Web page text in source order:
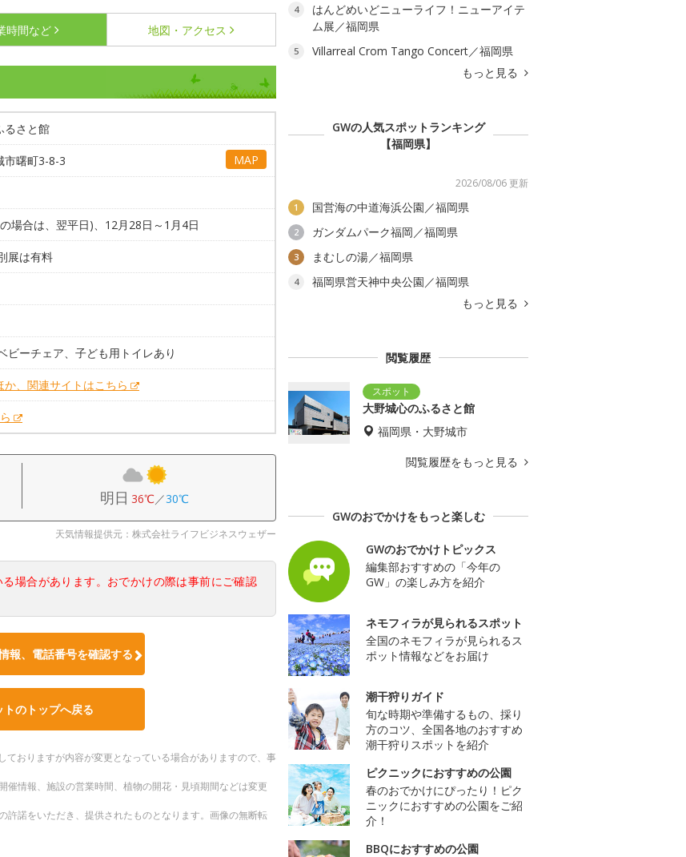
時間など 地図・アクセス
るさと館
市曙町3-8-3 MAP
場合は、翌平日)、12月28日～1月4日
展は有料
ーチェア、子ども用トイレあり
か、関連サイトはこちら
明日 36℃／30℃
天気情報提供元：株式会社ライフビジネスウェザー
場合があります。おでかけの際は事前にご確認
報、電話番号を確認する
トのトップへ戻る
おりますが内容が変更となっている場合がありますので、事
情報、施設の営業時間、植物の開花・見頃期間などは変更
諾をいただき、提供されたものとなります。画像の無断転
4
はんどめいどニューライフ！ニューアイテ
ム展／福岡県
5
Villarreal Crom Tango Concert／福岡県
もっと見る
GWの人気スポットランキング
【福岡県】
2026/08/06 更新
1 国営海の中道海浜公園／福岡県
2 ガンダムパーク福岡／福岡県
3 まむしの湯／福岡県
4
福岡県営天神中央公園／福岡県
もっと見る
閲覧履歴
大野城心のふるさと館
福岡県・大野城市
閲覧履歴をもっと見る
GWのおでかけをもっと楽しむ
GWのおでかけトピックス
編集部おすすめの「今年の
GW」の楽しみ方を紹介
ネモフィラが見られるスポット
全国のネモフィラが見られるス
ポット情報などをお届け
潮干狩りガイド
旬な時期や準備するもの、採り
方のコツ、全国各地のおすすめ
潮干狩りスポットを紹介
ピクニックにおすすめの公園
春のおでかけにぴったり！ピク
ニックにおすすめの公園をご紹
介！
BBQにおすすめの公園